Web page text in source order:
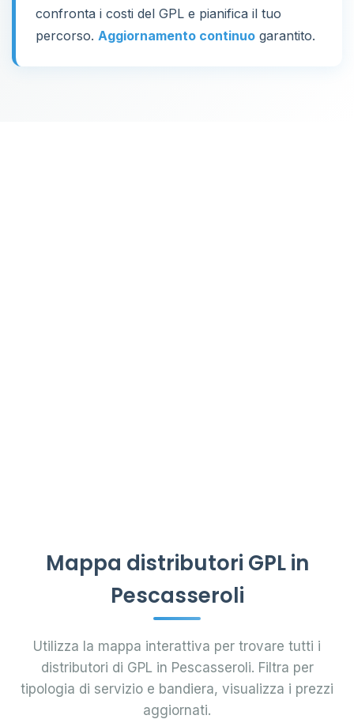
confronta i costi del GPL e pianifica il tuo
percorso. Aggiornamento continuo garantito.
Mappa distributori GPL in
Pescasseroli
Utilizza la mappa interattiva per trovare tutti i
distributori di GPL in Pescasseroli. Filtra per
tipologia di servizio e bandiera, visualizza i prezzi
aggiornati.